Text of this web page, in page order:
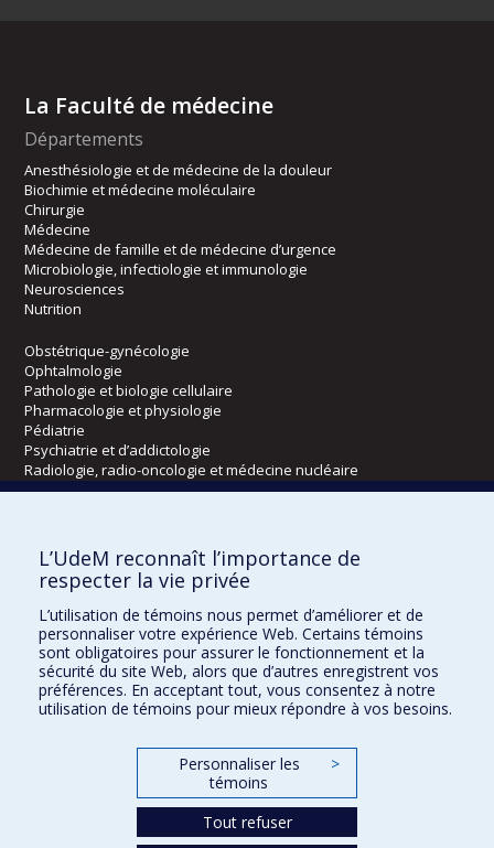
La Faculté de médecine
Départements
Anesthésiologie et de médecine de la douleur
Biochimie et médecine moléculaire
Chirurgie
Médecine
Médecine de famille et de médecine d’urgence
Microbiologie, infectiologie et immunologie
Neurosciences
Nutrition
Obstétrique-gynécologie
Ophtalmologie
Pathologie et biologie cellulaire
Pharmacologie et physiologie
Pédiatrie
Psychiatrie et d’addictologie
Radiologie, radio-oncologie et médecine nucléaire
Kinésiologie et des sciences de l’activité physique
Orthophonie et audiologie
Réadaptation
Directions
DPC
CPASS
L’UdeM reconnaît l’importance de
respecter la vie privée
L’utilisation de témoins nous permet d’améliorer et de
personnaliser votre expérience Web. Certains témoins
sont obligatoires pour assurer le fonctionnement et la
sécurité du site Web, alors que d’autres enregistrent vos
préférences. En acceptant tout, vous consentez à notre
utilisation de témoins pour mieux répondre à vos besoins.
Personnaliser les
témoins
>
Tout refuser